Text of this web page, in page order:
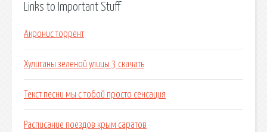
Links to Important Stuff
Акронис торрент
Хулиганы зеленой улицы 3 скачать
Текст песни мы с тобой просто сенсация
Расписание поездов крым саратов